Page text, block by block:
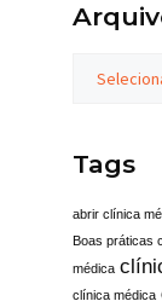
Tags
abrir clínica
Boas práticas
médica
clínica médica